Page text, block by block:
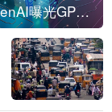
刚刚，OpenAI曝光GPT-6！传10万亿参数，8月强行发布